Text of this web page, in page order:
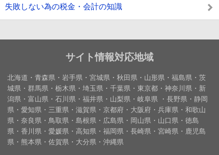
失敗しない為の税金・会計の知識
サイト情報対応地域
北海道・青森県・岩手県・宮城県・秋田県・山形県・福島県・茨
城県・群馬県・栃木県・埼玉県・千葉県・東京都・神奈川県・新
潟県・富山県・石川県・福井県・山梨県・岐阜県 ・長野県・静岡
県・愛知県・三重県・滋賀県・京都府・大阪府・兵庫県・和歌山
県・奈良県・鳥取県・島根県・広島県・岡山県・山口県・徳島
県・香川県・愛媛県・高知県・福岡県・長崎県・宮崎県・鹿児島
県・熊本県・佐賀県・大分県・沖縄県